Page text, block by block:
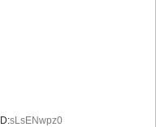
ID:sLsENwpz0